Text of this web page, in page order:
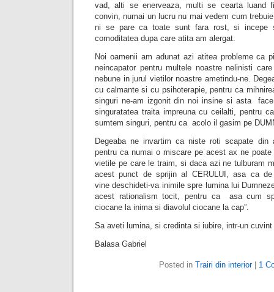
vad, alti se enerveaza, multi se cearta luand
convin, numai un lucru nu mai vedem cum
ni se pare ca toate sunt fara rost, si incepe
comoditatea dupa care atita am alergat.
Noi oamenii am adunat azi atitea probleme ca
neincapator pentru multele noastre nelinisti
nebune in jurul vietilor noastre ametindu-ne.
cu calmante si cu psihoterapie, pentru ca
singuri ne-am izgonit din noi insine si asta
singuratatea traita impreuna cu ceilalti, pentru
sumtem singuri, pentru ca acolo il gasim pe
Degeaba ne invartim ca niste roti scapate
pentru ca numai o miscare pe acest ax ne
vietile pe care le traim, si daca azi ne tulburam
acest punct de sprijin al CERULUI, asa ca de
vine deschideti-va inimile spre lumina lui
acest rationalism tocit, pentru ca asa cum
ciocane la inima si diavolul ciocane la cap”.
Sa aveti lumina, si credinta si iubire, intr-un
Balasa Gabriel
Posted in Trairi din interior| 1